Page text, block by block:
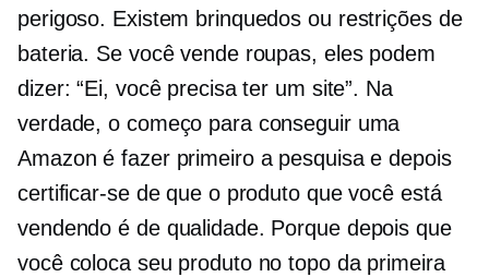
perigoso. Existem brinquedos ou restrições de
bateria. Se você vende roupas, eles podem
dizer: “Ei, você precisa ter um site”. Na
verdade, o começo para conseguir uma
Amazon é fazer primeiro a pesquisa e depois
certificar-se de que o produto que você está
vendendo é de qualidade. Porque depois que
você coloca seu produto no topo da primeira